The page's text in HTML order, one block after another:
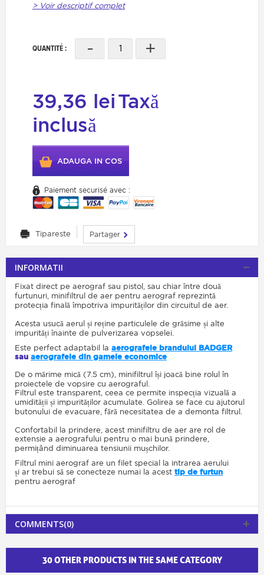
> Voir descriptif complet
QUANTITÉ : - +
39,36 leiTaxă
inclusă
ADAUGA IN COS
Paiement securisé avec :
Tipareste Partager
INFORMATII
Fixat direct pe aerograf sau pistol, sau chiar între două
furtunuri, minifiltrul de aer pentru aerograf reprezintă
protecția finală împotriva impurităților din circuitul de aer.
Acesta usucă aerul și reține particulele de grăsime și alte
impurități înainte de pulverizarea vopselei.
Este perfect adaptabil la aerografele brandului BADGER
sau aerografele din gamele economice
De o mărime mică (7.5 cm), minifiltrul își joacă bine rolul în
proiectele de vopsire cu aerograful.
Filtrul este transparent, ceea ce permite inspecția vizuală a
umidității și impurităților acumulate. Golirea se face cu ajutorul
butonului de evacuare, fără necesitatea de a demonta filtrul.
Confortabil la prindere, acest minifiltru de aer are rol de
extensie a aerografului pentru o mai bună prindere,
permițând diminuarea tensiunii mușchilor.
Filtrul mini aerograf are un filet special la intrarea aerului
și ar trebui să se conecteze numai la acest tip de furtun
pentru aerograf
COMMENTS(0)
30 OTHER PRODUCTS IN THE SAME CATEGORY